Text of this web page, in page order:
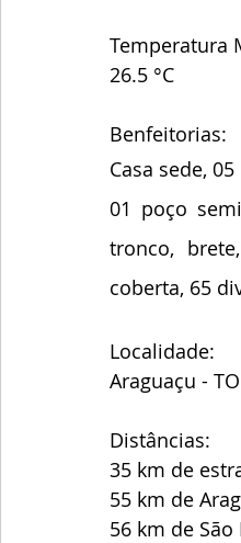
Temperatura
26.5 °C
Benfeitorias:
Casa sede,
01 poço
tronco,
coberta, 65
Localidade:
Araguaçu - TO
Distâncias:
35 km de
55 km de
56 km de